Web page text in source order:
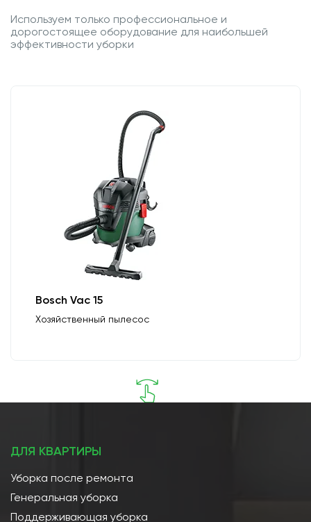
Используем только профессиональное и
дорогостоящее оборудование для наибольшей
эффективности уборки
Bosch Vac 15
Хозяйственный пылесос
ДЛЯ КВАРТИРЫ
Уборка после ремонта
Генеральная уборка
Поддерживающая уборка